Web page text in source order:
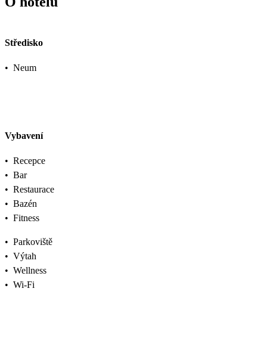
Středisko
• Neum
Vybavení
• Recepce
• Bar
• Restaurace
• Bazén
• Fitness
• Parkoviště
• Výtah
• Wellness
• Wi-Fi